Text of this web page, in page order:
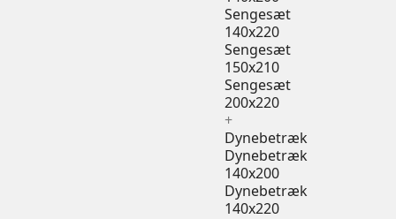
Sengesæt
140x220
Sengesæt
150x210
Sengesæt
200x220
+
Dynebetræk
Dynebetræk
140x200
Dynebetræk
140x220